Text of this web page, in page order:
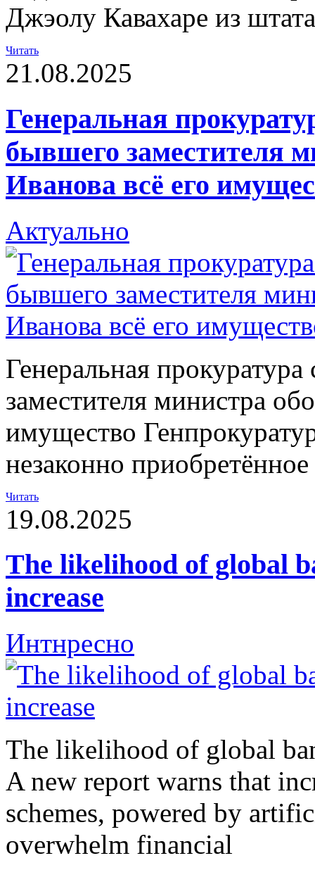
Джэолу Кавахаре из
Читать
21.08.2025
Генеральная
бывшего заместителя
Иванова всё его
Актуально
Генеральная
заместителя министра
имущество
незаконно
Читать
19.08.2025
The likelihood of global
increase
Интнресно
The likelihood of global
A new report warns that
schemes, powered by
overwhelm financial